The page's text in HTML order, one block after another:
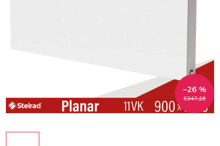
€347,28
–26 %